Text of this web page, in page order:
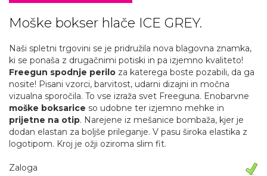
Moške bokser hlače ICE GREY.
Naši spletni trgovini se je pridružila nova blagovna znamka,
ki se ponaša z drugačnimi potiski in pa izjemno kvaliteto!
Freegun spodnje perilo za katerega boste pozabili, da ga
nosite! Pisani vzorci, barvitost, udarni dizajni in močna
vizualna sporočila. To vse izraža svet Freeguna. Enobarvne
moške boksarice so udobne ter izjemno mehke in
prijetne na otip. Narejene iz mešanice bombaža, kjer je
dodan elastan za boljše prileganje. V pasu široka elastika z
logotipom. Kroj je ožji oziroma slim fit.
Zaloga